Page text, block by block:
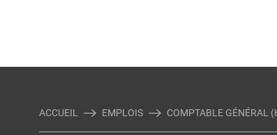
ACCUEIL EMPLOIS COMPTABLE GÉNÉRAL